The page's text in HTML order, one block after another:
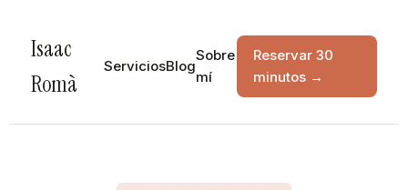
Isaac
Romà
ServiciosBlog
Sobre
mí
Reservar 30
minutos →